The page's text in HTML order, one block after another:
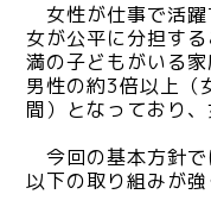
女性が仕事で活躍
女が公平に分担す
満の子どもがいる
男性の約3倍以上（
間）となっており
今回の基本方針で
以下の取り組みが強